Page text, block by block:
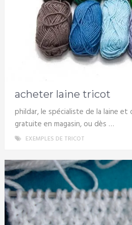
acheter laine tricot
phildar, le spécialiste de la laine
gratuite en magasin, ou dès …
EXEMPLES DE TRICOT